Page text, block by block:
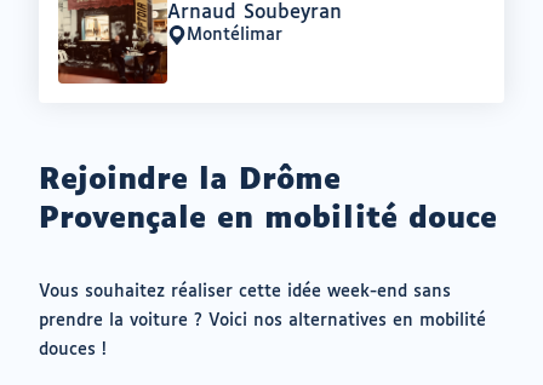
:Arnaud Soubeyran
LieuMontélimar
Rejoindre la Drôme
Provençale en mobilité douce
Vous souhaitez réaliser cette idée week-end sans
prendre la voiture ? Voici nos alternatives en mobilité
douces !